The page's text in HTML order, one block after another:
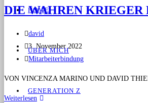
HOME
ÜBER MICH
GENERATION Z
DIE WAHREN KRIEGER
david
3. November 2022
Mitarbeiterbindung
VON VINCENZA MARINO UND DAVID
Weiterlesen